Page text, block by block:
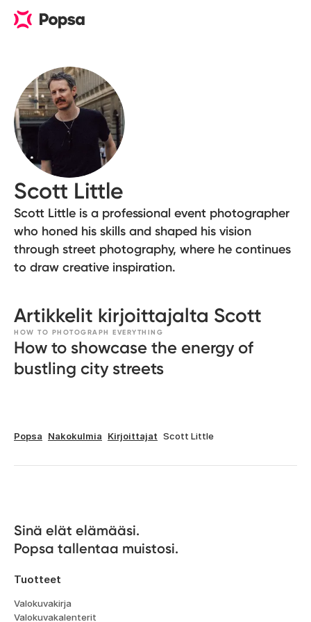
Scott Little
Scott Little is a professional event photographer
who honed his skills and shaped his vision
through street photography, where he continues
to draw creative inspiration.
Artikkelit kirjoittajalta Scott
HOW TO PHOTOGRAPH EVERYTHING
How to showcase the energy of
bustling city streets
Popsa Nakokulmia Kirjoittajat Scott Little
Sinä elät elämääsi.
Popsa tallentaa muistosi.
Tuotteet
Valokuvakirja
Valokuvakalenterit